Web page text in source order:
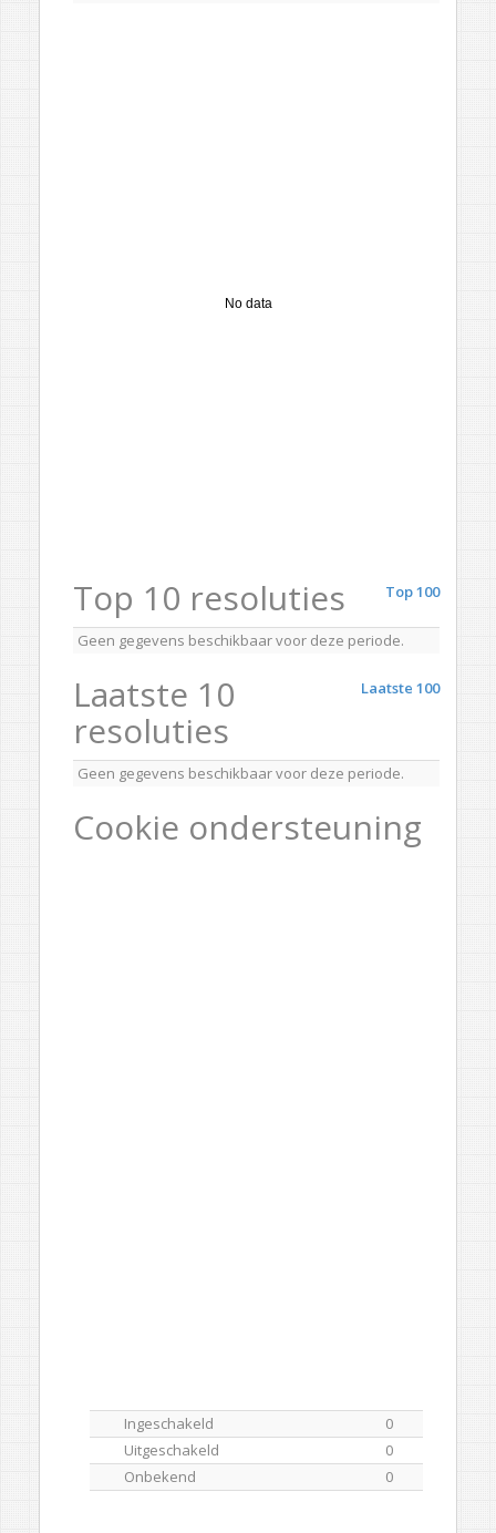
No data
Top 100
Top 10 resoluties
Geen gegevens beschikbaar voor deze periode.
Laatste 100
Laatste 10
resoluties
Geen gegevens beschikbaar voor deze periode.
Cookie ondersteuning
Ingeschakeld
0
Uitgeschakeld
0
Onbekend
0